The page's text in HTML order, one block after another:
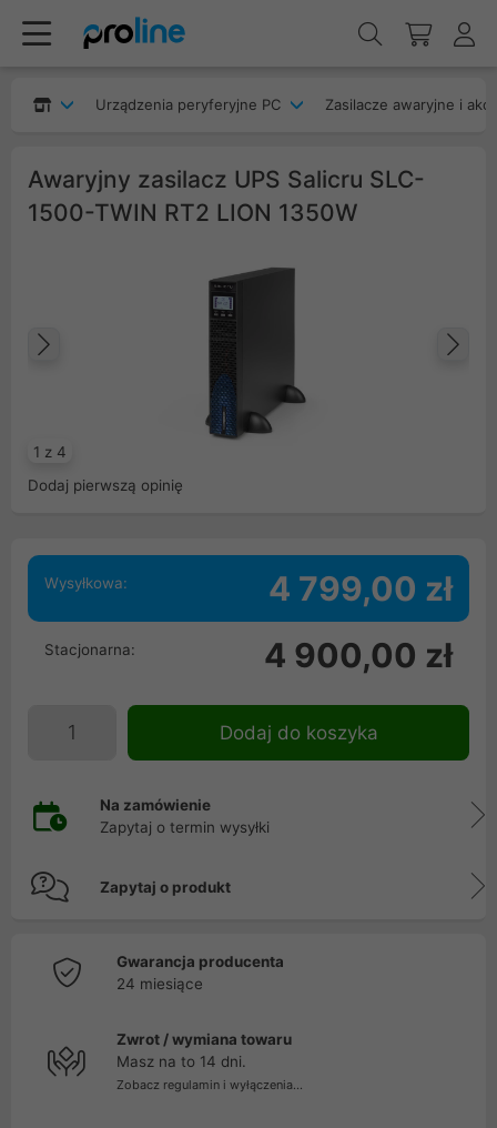
Urządzenia peryferyjne PC Zasilacze awaryjne i
Awaryjny zasilacz UPS Salicru SLC-
1500-TWIN RT2 LION 1350W
1 z 4
Dodaj pierwszą opinię
Wysyłkowa: 4 799,00 zł
Stacjonarna: 4 900,00 zł
Dodaj do koszyka
Na zamówienie
Zapytaj o termin wysyłki
Zapytaj o produkt
Gwarancja producenta
24 miesiące
Zwrot / wymiana towaru
Masz na to 14 dni.
Zobacz regulamin i wyłączenia...